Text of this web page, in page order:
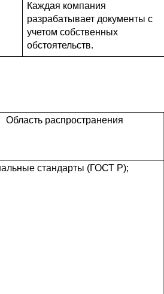
Каждая компания
разрабатывает документы с
учетом собственных
обстоятельств.
Область распространения
стандарты (ГОСТ Р);